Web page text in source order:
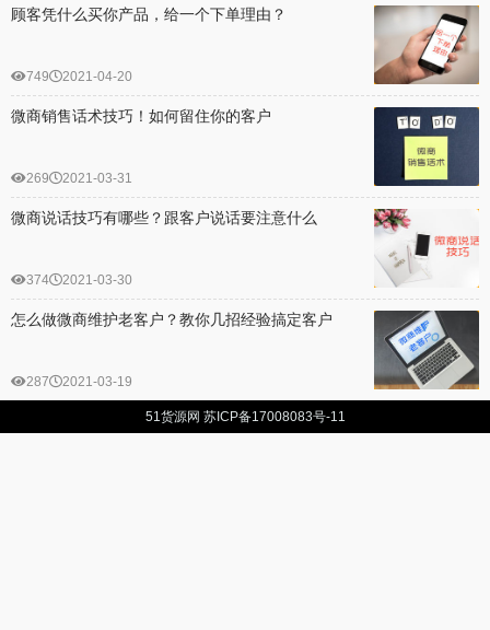
顾客凭什么买你产品，给一个下单理由？
749 2021-04-20
微商销售话术技巧！如何留住你的客户
269 2021-03-31
微商说话技巧有哪些？跟客户说话要注意什么
374 2021-03-30
怎么做微商维护老客户？教你几招经验搞定客户
287 2021-03-19
51货源网 苏ICP备17008083号-11